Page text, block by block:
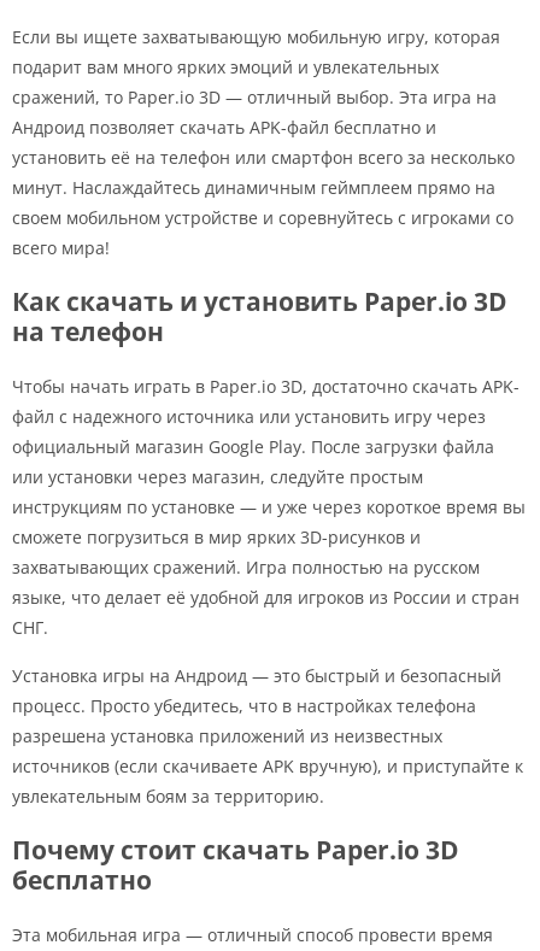
Если вы ищете захватывающую мобильную игру, которая
подарит вам много ярких эмоций и увлекательных
сражений, то Paper.io 3D — отличный выбор. Эта игра на
Андроид позволяет скачать APK-файл бесплатно и
установить её на телефон или смартфон всего за несколько
минут. Наслаждайтесь динамичным геймплеем прямо на
своем мобильном устройстве и соревнуйтесь с игроками со
всего мира!
Как скачать и установить Paper.io 3D
на телефон
Чтобы начать играть в Paper.io 3D, достаточно скачать APK-
файл с надежного источника или установить игру через
официальный магазин Google Play. После загрузки файла
или установки через магазин, следуйте простым
инструкциям по установке — и уже через короткое время вы
сможете погрузиться в мир ярких 3D-рисунков и
захватывающих сражений. Игра полностью на русском
языке, что делает её удобной для игроков из России и стран
СНГ.
Установка игры на Андроид — это быстрый и безопасный
процесс. Просто убедитесь, что в настройках телефона
разрешена установка приложений из неизвестных
источников (если скачиваете APK вручную), и приступайте к
увлекательным боям за территорию.
Почему стоит скачать Paper.io 3D
бесплатно
Эта мобильная игра — отличный способ провести время